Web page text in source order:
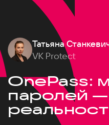
Татьяна
VK Protect
OnePass:
паролей —